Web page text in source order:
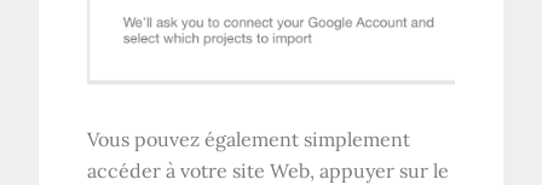
Vous pouvez également simplement
accéder à votre site Web, appuyer sur le